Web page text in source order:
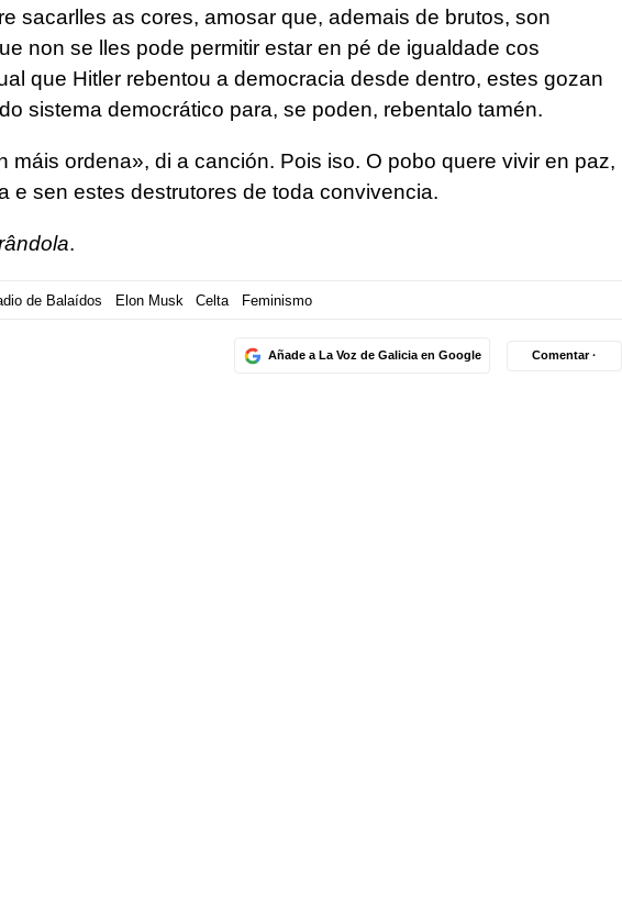
sacarlles as cores, amosar que, ademais de brutos, son
non se lles pode permitir estar en pé de igualdade cos
que Hitler rebentou a democracia desde dentro, estes gozan
sistema democrático para, se poden, rebentalo tamén.
máis ordena», di a canción. Pois iso. O pobo quere vivir en paz,
e sen estes destrutores de toda convivencia.
.
de Balaídos Elon Musk Celta Feminismo
Añade a La Voz de Galicia en Google Comentar ·